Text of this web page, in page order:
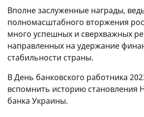
Вполне заслуженные награды,
полномасштабного вторжения
много успешных и сверхважных
направленных на удержание
стабильности страны.
В День банковского работника
вспомнить историю становления
банка Украины.